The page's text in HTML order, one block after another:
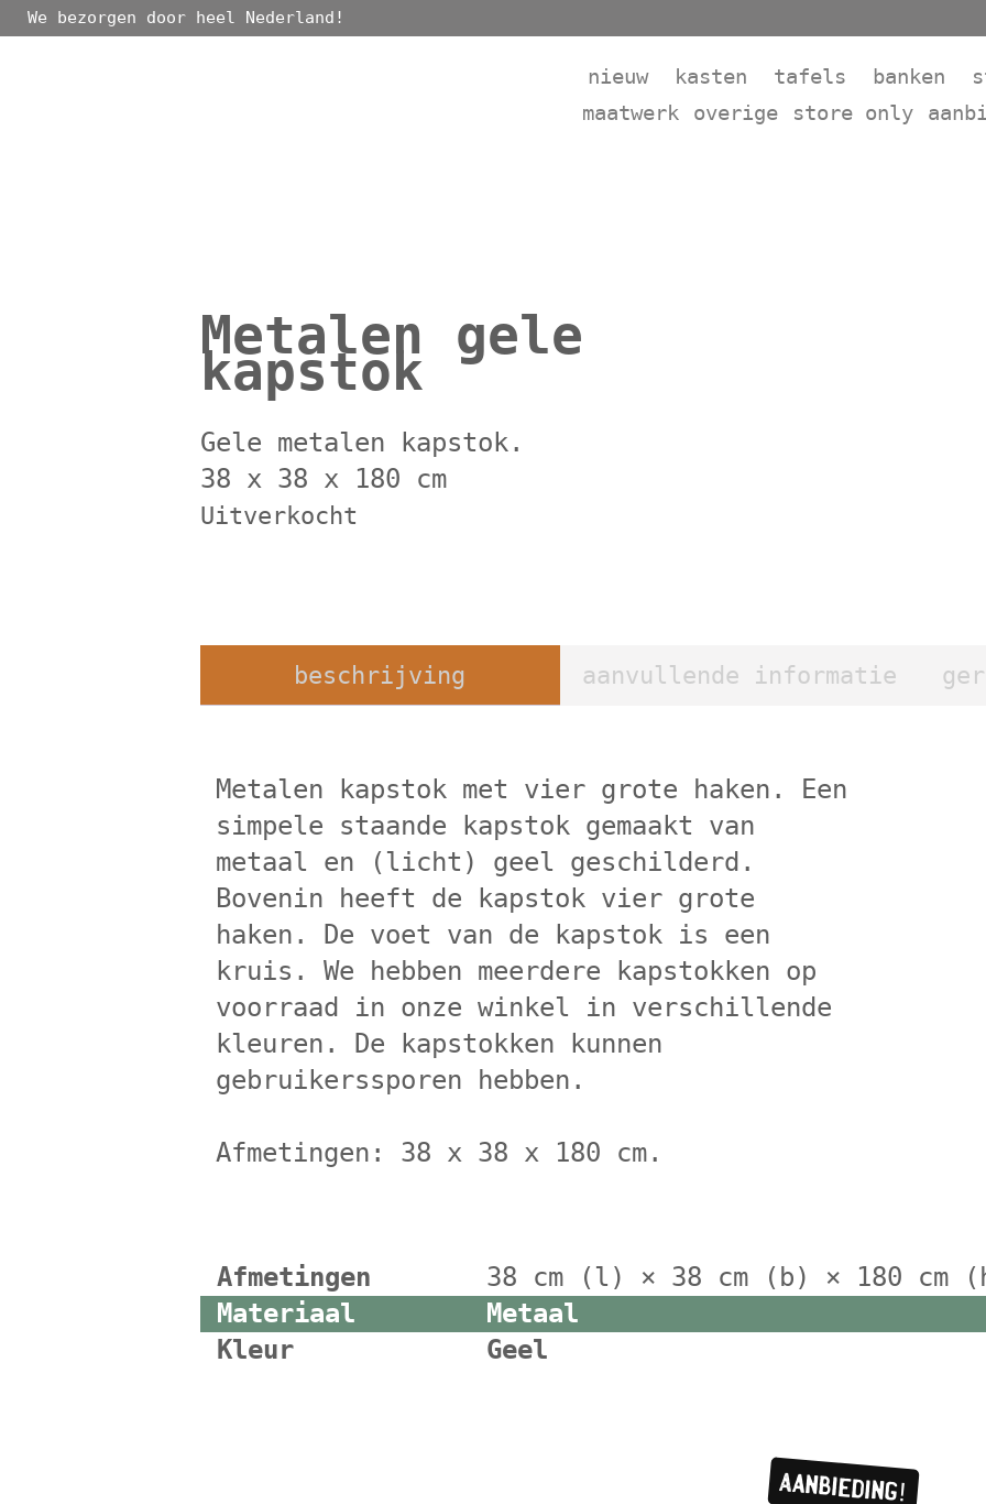
We bezorgen door heel Nederland!
nieuw kasten tafels banken
maatwerk
overige store only
Metalen gele
kapstok
Gele metalen kapstok.
38 x 38 x 180 cm
Uitverkocht
beschrijving aanvullende informatie
Metalen kapstok met vier grote haken. Een
simpele staande kapstok gemaakt van
metaal en (licht) geel geschilderd.
Bovenin heeft de kapstok vier grote
haken. De voet van de kapstok is een
kruis. We hebben meerdere kapstokken op
voorraad in onze winkel in verschillende
kleuren. De kapstokken kunnen
gebruikerssporen hebben.
Afmetingen: 38 x 38 x 180 cm.
Afmetingen
38 cm (l) × 38 cm (b) × 180 cm
Materiaal
Metaal
Kleur
Geel
Aanbieding!